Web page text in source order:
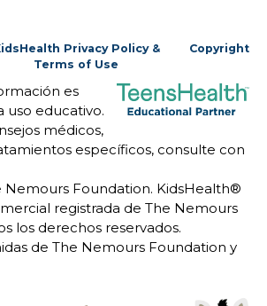
Privacy Policy &
Terms of Use
Copyright
es
uso educativo.
médicos,
específicos, consulte con
Nemours Foundation. KidsHealth®
registrada de The Nemours
los derechos reservados.
de The Nemours Foundation y